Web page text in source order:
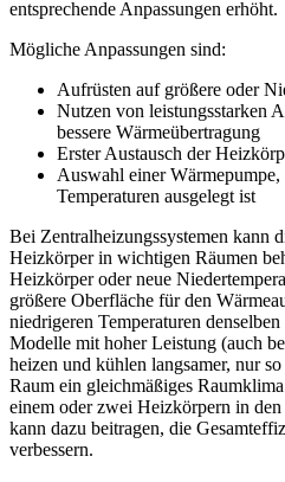
entsprechende Anpassungen erhöht.
Mögliche Anpassungen sind:
Aufrüsten auf größere oder
Nutzen von leistungsstarken
bessere Wärmeübertragung
Erster Austausch der
Auswahl einer
Temperaturen ausgelegt ist
Bei Zentralheizungssystemen kann
Heizkörper in wichtigen Räumen
Heizkörper oder neue
größere Oberfläche für den
niedrigeren Temperaturen
Modelle mit hoher Leistung (auch
heizen und kühlen langsamer, nur
Raum ein gleichmäßiges
einem oder zwei Heizkörpern in den
kann dazu beitragen, die
verbessern.